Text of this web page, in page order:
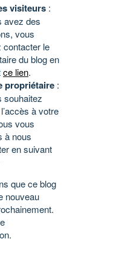
visiteurs :
avez des
vous
contacter le
du blog en
ce lien.
propriétaire :
souhaitez
à votre
vous
à nous
en suivant
que ce blog
nouveau